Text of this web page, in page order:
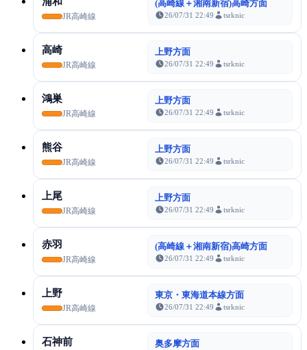
JR高崎線
(高崎線＋湘南新宿)高崎方面
26/07/31 22:49 tsrknic
高崎
JR高崎線
上野方面
26/07/31 22:49 tsrknic
鴻巣
JR高崎線
上野方面
26/07/31 22:49 tsrknic
熊谷
JR高崎線
上野方面
26/07/31 22:49 tsrknic
上尾
JR高崎線
上野方面
26/07/31 22:49 tsrknic
赤羽
JR高崎線
(高崎線＋湘南新宿)高崎方面
26/07/31 22:49 tsrknic
上野
JR高崎線
東京・東海道本線方面
26/07/31 22:49 tsrknic
石神前 奥多摩方面